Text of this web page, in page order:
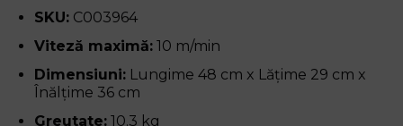
SKU:C003964
Viteză maximă:10 m/min
Dimensiuni:Lungime 48 cm x Lățime 29 cm x
Înălțime 36 cm
Greutate:10.3 kg